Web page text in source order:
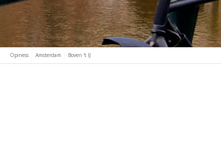
Opiness Amsterdam Boven 't IJ